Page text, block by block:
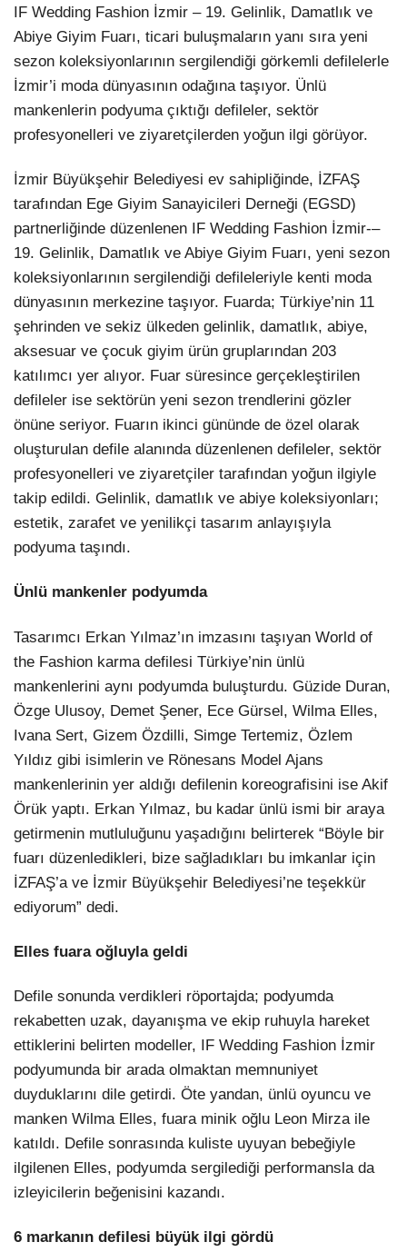
Dribbble
LinkedIn
IF Wedding Fashion İzmir – 19. Gelinlik, Damatlık ve
Abiye Giyim Fuarı, ticari buluşmaların yanı sıra yeni
sezon koleksiyonlarının sergilendiği görkemli defilelerle
İzmir’i moda dünyasının odağına taşıyor. Ünlü
mankenlerin podyuma çıktığı defileler, sektör
profesyonelleri ve ziyaretçilerden yoğun ilgi görüyor.
İzmir Büyükşehir Belediyesi ev sahipliğinde, İZFAŞ
tarafından Ege Giyim Sanayicileri Derneği (EGSD)
partnerliğinde düzenlenen IF Wedding Fashion İzmir-–
19. Gelinlik, Damatlık ve Abiye Giyim Fuarı, yeni sezon
koleksiyonlarının sergilendiği defileleriyle kenti moda
dünyasının merkezine taşıyor. Fuarda; Türkiye’nin 11
şehrinden ve sekiz ülkeden gelinlik, damatlık, abiye,
aksesuar ve çocuk giyim ürün gruplarından 203
katılımcı yer alıyor. Fuar süresince gerçekleştirilen
defileler ise sektörün yeni sezon trendlerini gözler
önüne seriyor. Fuarın ikinci gününde de özel olarak
oluşturulan defile alanında düzenlenen defileler, sektör
profesyonelleri ve ziyaretçiler tarafından yoğun ilgiyle
takip edildi. Gelinlik, damatlık ve abiye koleksiyonları;
estetik, zarafet ve yenilikçi tasarım anlayışıyla
podyuma taşındı.
Ünlü mankenler podyumda
Tasarımcı Erkan Yılmaz’ın imzasını taşıyan World of
the Fashion karma defilesi Türkiye’nin ünlü
mankenlerini aynı podyumda buluşturdu. Güzide Duran,
Özge Ulusoy, Demet Şener, Ece Gürsel, Wilma Elles,
Ivana Sert, Gizem Özdilli, Simge Tertemiz, Özlem
Yıldız gibi isimlerin ve Rönesans Model Ajans
mankenlerinin yer aldığı defilenin koreografisini ise Akif
Örük yaptı. Erkan Yılmaz, bu kadar ünlü ismi bir araya
getirmenin mutluluğunu yaşadığını belirterek “Böyle bir
fuarı düzenledikleri, bize sağladıkları bu imkanlar için
İZFAŞ’a ve İzmir Büyükşehir Belediyesi’ne teşekkür
ediyorum” dedi.
Elles fuara oğluyla geldi
Defile sonunda verdikleri röportajda; podyumda
rekabetten uzak, dayanışma ve ekip ruhuyla hareket
ettiklerini belirten modeller, IF Wedding Fashion İzmir
podyumunda bir arada olmaktan memnuniyet
duyduklarını dile getirdi. Öte yandan, ünlü oyuncu ve
manken Wilma Elles, fuara minik oğlu Leon Mirza ile
katıldı. Defile sonrasında kuliste uyuyan bebeğiyle
ilgilenen Elles, podyumda sergilediği performansla da
izleyicilerin beğenisini kazandı.
6 markanın defilesi büyük ilgi gördü